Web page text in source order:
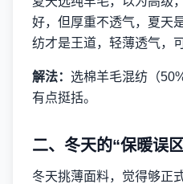
好，但厚重不透气，夏天
纺才是王道，轻薄透气，
解法： 选棉羊毛混纺（
有点挺括。
二、冬天的“保暖误
冬天挑薄面料，觉得够正